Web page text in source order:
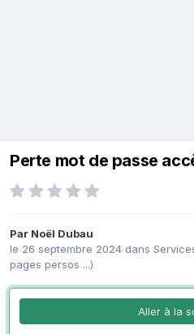
Perte mot de passe
Par Noël Dubau
le 26 septembre 2024 dans
pages persos ...)
Aller à la